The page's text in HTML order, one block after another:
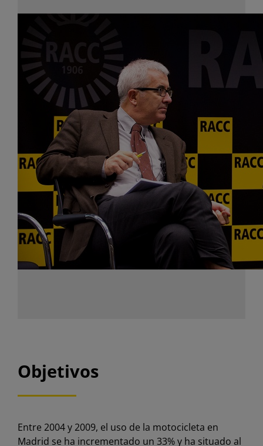
Objetivos
Entre 2004 y 2009, el uso de la motocicleta en
Madrid se ha incrementado un 33% y ha situado al